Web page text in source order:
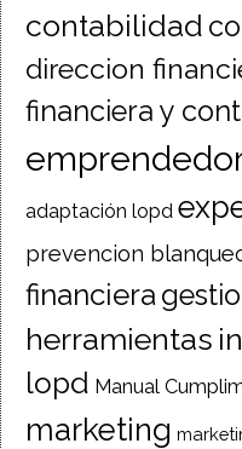
contabilidad
direccion
financiera y
adaptación lopd
prevencion
financiera
herramientas
lopd Manual
marketing